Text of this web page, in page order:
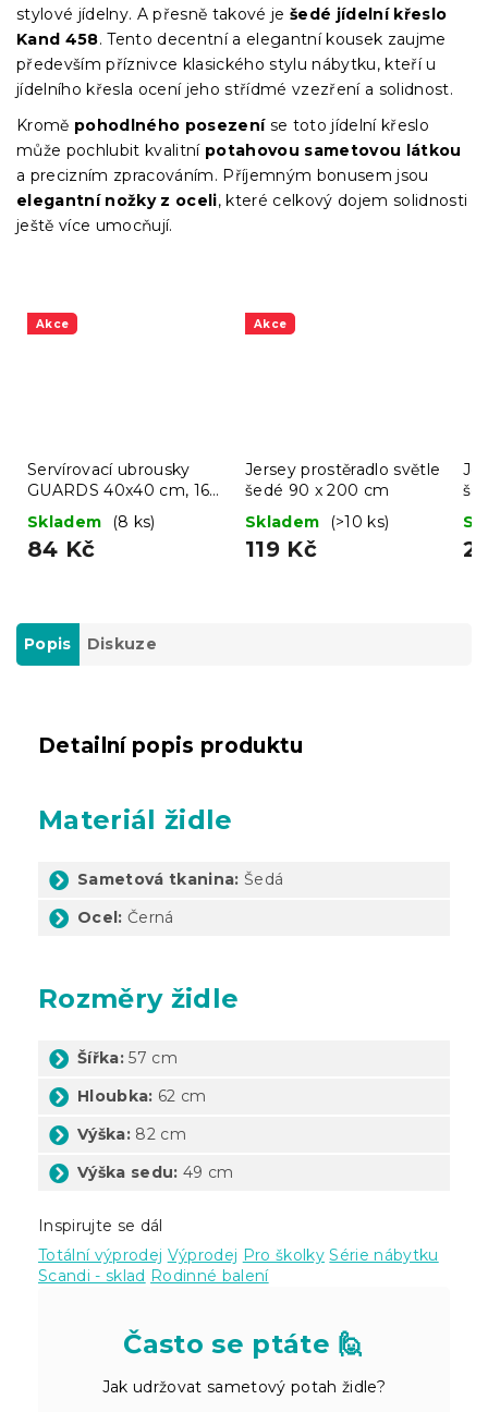
stylové jídelny. A přesně takové je šedé jídelní křeslo
Kand 458. Tento decentní a elegantní kousek zaujme
především příznivce klasického stylu nábytku, kteří u
jídelního křesla ocení jeho střídmé vzezření a solidnost.
Kromě pohodlného posezeníse toto jídelní křeslo
může pochlubit kvalitnípotahovou sametovou látkou
a precizním zpracováním. Příjemným bonusem jsou
elegantní nožky z oceli, které celkový dojem solidnosti
ještě více umocňují.
Akce
Servírovací ubrousky
GUARDS 40x40 cm, 16
ks
Skladem (8 ks)
84 Kč
Akce
Jersey prostěradlo světle
šedé 90 x 200 cm
Skladem
(>10 ks)
119 Kč
Popis Diskuze
Detailní popis produktu
Materiál židle
Sametová tkanina: Šedá
Ocel: Černá
Rozměry židle
Šířka: 57 cm
Hloubka: 62 cm
Výška: 82 cm
Výška sedu: 49 cm
Inspirujte se dál
Totální výprodej Výprodej Pro školky Série nábytku
Scandi - sklad Rodinné balení
Často se ptáte 🙋
Jak udržovat sametový potah židle?